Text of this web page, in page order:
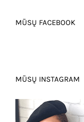
MŪSŲ FACEBOOK
MŪSŲ INSTAGRAM